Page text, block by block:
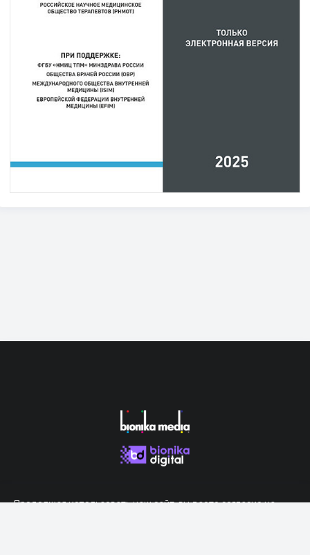
Продолжая использовать наш сайт, вы даете согласие на